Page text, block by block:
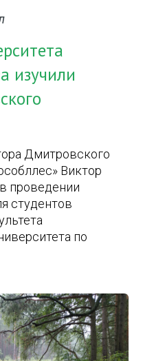
изучили
Дмитровского
Виктор
проведении
студентов
по